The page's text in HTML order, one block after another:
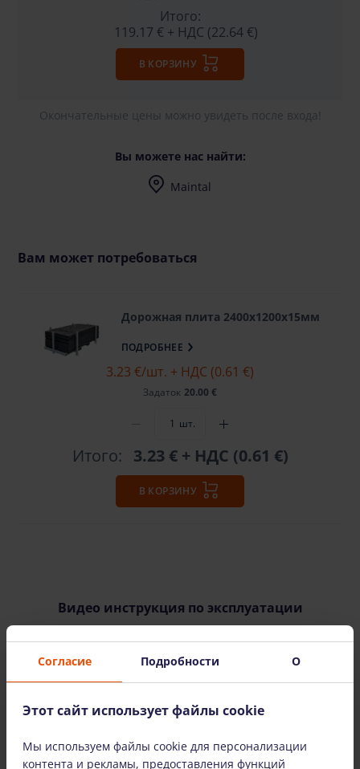
Итого:
119.17 € + НДС (22.64 €)
В КОРЗИНУ
Окончательные цены можно увидеть после входа!
Вы можете нас найти:
Maintal
Вам может потребоваться
Дорожная плита 2400х1200х15мм
ПОДРОБНЕЕ
3.23 €/шт. + НДС (0.61 €)
Задаток 20.00 €
шт.
Итого: 3.23 €+ НДС (0.61 €)
В КОРЗИНУ
Видео инструкция по эксплуатации
Согласие Подробности О
Этот сайт использует файлы cookie
Мы используем файлы cookie для персонализации
контента и рекламы, предоставления функций